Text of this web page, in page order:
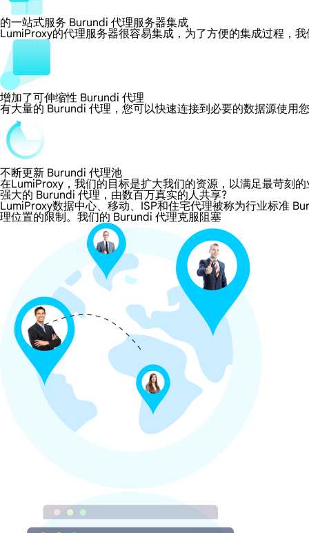
的一站式服务 Burundi 代理服务器集成
LumiProxy的代理服务器很容易集成，为了方便的集成过程，
增加了可伸缩性 Burundi 代理
有大量的 Burundi 代理，您可以快速连接到必要的数据源使用
不断更新 Burundi 代理池
在LumiProxy，我们的目标是扩大我们的资源，以满足最苛刻
强大的 Burundi 代理，由数百万真实的人共享?
LumiProxy数据中心、移动、ISP和住宅代理被称为行业标准
理位置的限制。我们的 Burundi 代理克服阻塞